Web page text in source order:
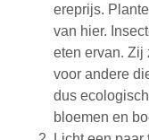
ereprijs.
van hier.
eten ervan. Zij
voor andere
dus
bloemen en